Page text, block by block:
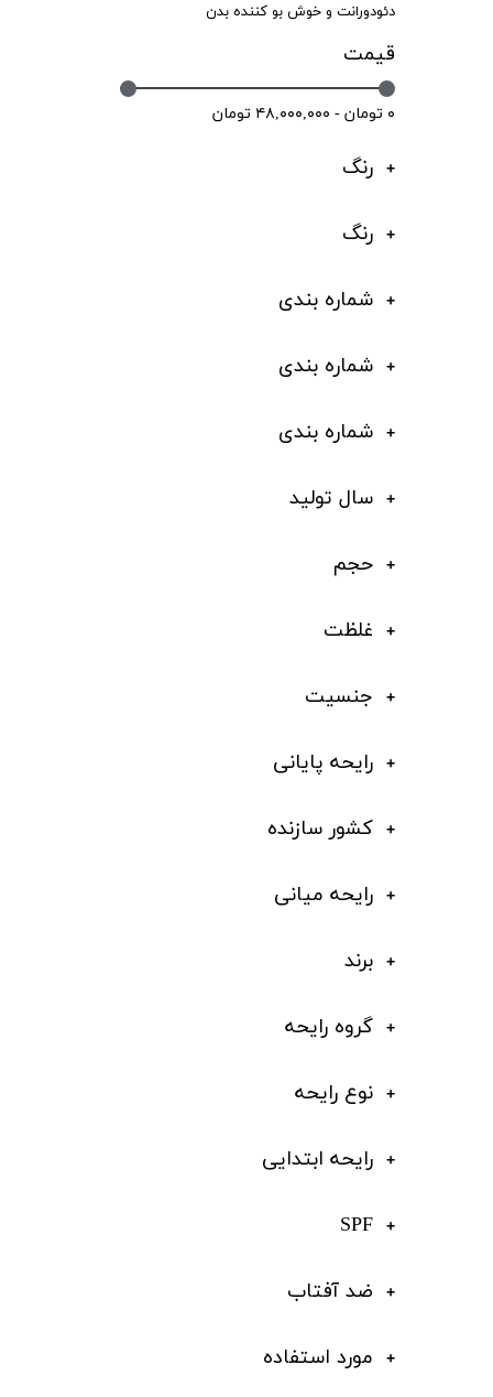
دئودورانت و خوش بو کننده بدن
قیمت
۰ تومان - ۴۸,۰۰۰,۰۰۰ تومان
رنگ
رنگ
شماره بندی
شماره بندی
شماره بندی
سال تولید
حجم
غلظت
جنسیت
رایحه پایانی
کشور سازنده
رایحه میانی
برند
گروه رایحه
نوع رایحه
رایحه ابتدایی
SPF
ضد آفتاب
مورد استفاده